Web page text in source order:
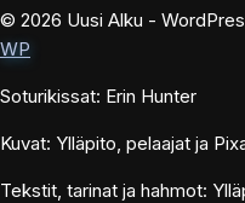
© 2026 Uusi Alku -
WP
Soturikissat: Erin Hunter
Kuvat: Ylläpito, pelaajat ja
Tekstit, tarinat ja hahmot: